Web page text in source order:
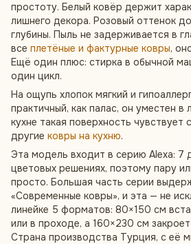
простоту. Белый ковёр держит
лишнего декора. Розовый оттенок
глубины. Пыль не задерживается в
все плетёные и фактурные ковры,
Ещё один плюс: стирка в обычной
один цикл.
На ощупь хлопок мягкий и
практичный, как палас, он уместен в
кухне такая поверхность чувствует
другие ковры на кухню.
Эта модель входит в серию Alexa: 7
цветовых решениях, поэтому пару
просто. Большая часть серии
«Современные ковры», и эта — не
линейке 5 форматов: 80×150 см
или в проходе, а 160×230 см
Страна производства Турция, с её